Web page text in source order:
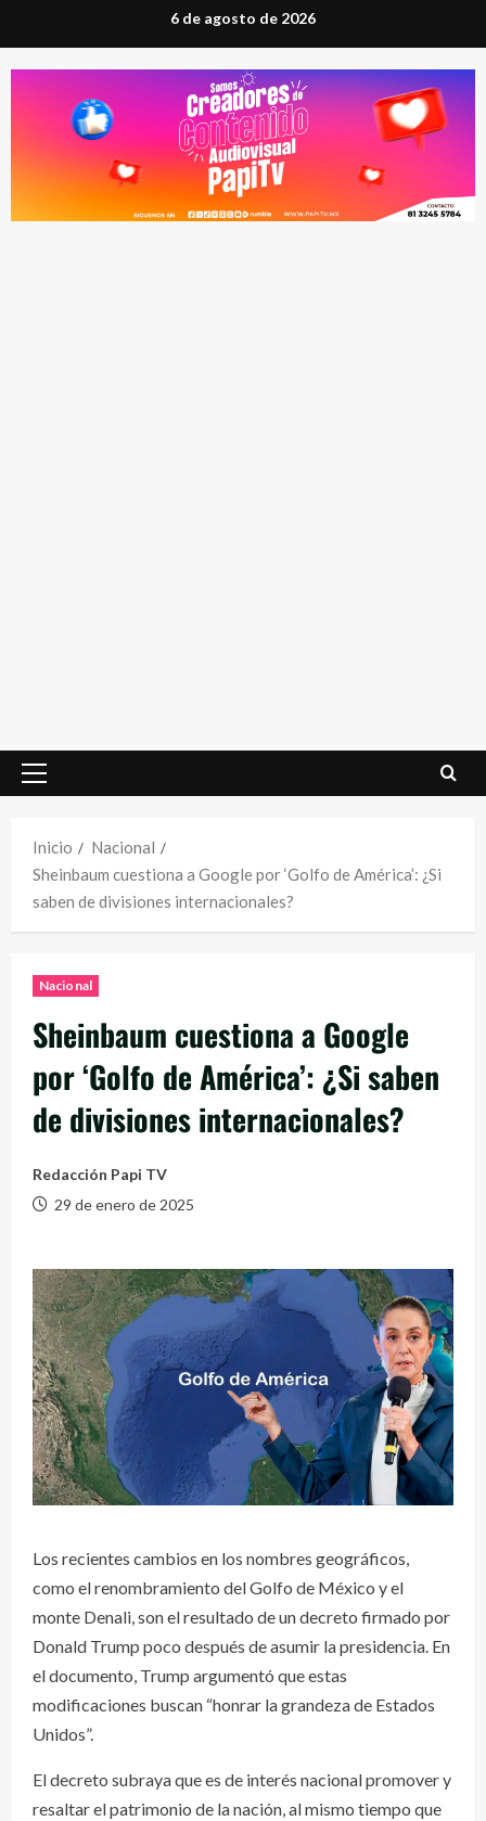
al
contenido
6 de agosto de 2026
Menú
Inicio
Nacional
Sheinbaum cuestiona a Google por ‘Golfo de América’: ¿Si
saben de divisiones internacionales?
Nacional
Sheinbaum cuestiona a Google
por ‘Golfo de América’: ¿Si saben
de divisiones internacionales?
Redacción Papi TV
29 de enero de 2025
Los recientes cambios en los nombres geográficos,
como el renombramiento del Golfo de México y el
monte Denali, son el resultado de un decreto firmado por
Donald Trump poco después de asumir la presidencia. En
el documento, Trump argumentó que estas
modificaciones buscan “honrar la grandeza de Estados
Unidos”.
El decreto subraya que es de interés nacional promover y
resaltar el patrimonio de la nación, al mismo tiempo que